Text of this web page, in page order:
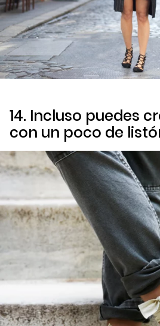
14. Incluso puedes
con un poco de